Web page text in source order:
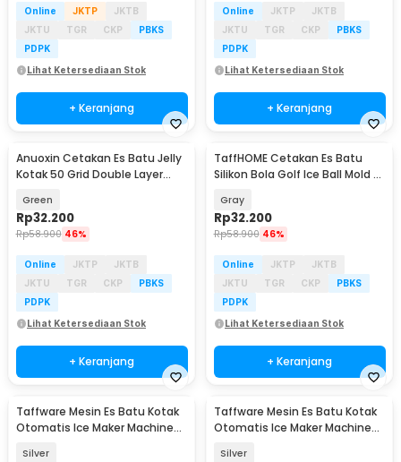
Online JKTP
JKTB
JKTU
TGR CKP
PBKS
PDPK
Lihat Ketersediaan Stok
+ Keranjang
Online JKTP
JKTB
JKTU
TGR CKP
PBKS
PDPK
Lihat Ketersediaan Stok
+ Keranjang
Anuoxin Cetakan Es Batu Jelly
Kotak 50 Grid Double Layer
Green
Rp32.200
Rp58.900 46%
Online JKTP
JKTB
JKTU
TGR CKP
PBKS
PDPK
Lihat Ketersediaan Stok
+ Keranjang
TaffHOME Cetakan Es Batu
Silikon Bola Golf Ice Ball Mold 4
Gray
Rp32.200
Rp58.900 46%
Online JKTP
JKTB
JKTU
TGR CKP
PBKS
PDPK
Lihat Ketersediaan Stok
+ Keranjang
Taffware Mesin Es Batu Kotak
Otomatis Ice Maker Machine
Silver
Taffware Mesin Es Batu Kotak
Otomatis Ice Maker Machine
Silver